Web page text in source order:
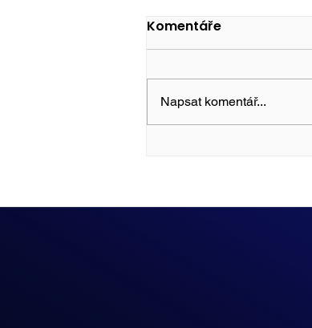
Komentáře
Napsat komentář...